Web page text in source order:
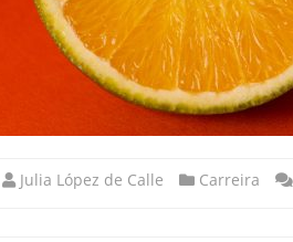
Julia López de Calle Carreira